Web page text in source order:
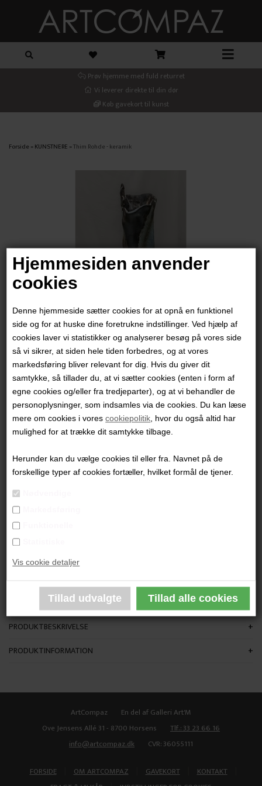
Hjemmesiden anvender
cookies
Denne hjemmeside sætter cookies for at opnå en funktionel
side og for at huske dine foretrukne indstillinger. Ved hjælp af
cookies laver vi statistikker og analyserer besøg på vores side
så vi sikrer, at siden hele tiden forbedres, og at vores
markedsføring bliver relevant for dig. Hvis du giver dit
samtykke, så tillader du, at vi sætter cookies (enten i form af
egne cookies og/eller fra tredjeparter), og at vi behandler de
personoplysninger, som indsamles via de cookies. Du kan læse
mere om cookies i vorescookiepolitik, hvor du også altid har
mulighed for at trække dit samtykke tilbage.
Herunder kan du vælge cookies til eller fra. Navnet på de
forskellige typer af cookies fortæller, hvilket formål de tjener.
Vis cookie detaljer
Prøv hjemme med fuld returret
Vi leverer direkte til din dør
Køb gavekort til kunst
Forside »KUNSTNERE »Thim Rohde - keramik
Thim Rohde
1.400,00DKK
"Uden Titel"
H: 37 cm.
PRODUKTBESKRIVELSE
PRODUKTINFORMATION
ArtCompaz
En del af Galleri Art'M
Ove Jensens Allé 31 - 8700 Horsens
Tlf.: 33 23 66 16
info@artcompaz.dk
CVR: 36055111
FORSIDE OM ARTCOMPAZ GAVEKORT KONTAKT